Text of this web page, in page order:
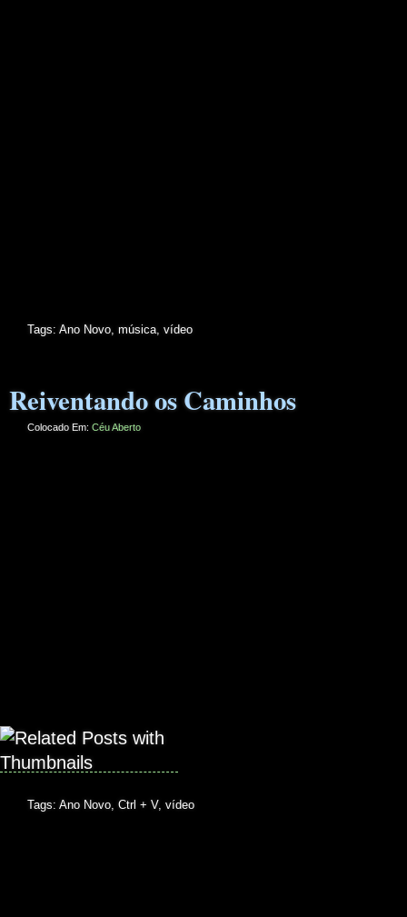
Tags: Ano Novo, música, vídeo
Reiventando os Caminhos
Colocado Em: Céu Aberto
Tags: Ano Novo Ctrl + V, vídeo